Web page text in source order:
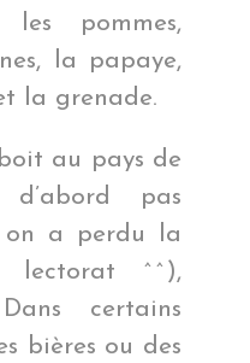
les pommes,
la papaye,
la grenade.
boit au pays de
pas
on a perdu la
lectorat ^^),
certains
bières ou des